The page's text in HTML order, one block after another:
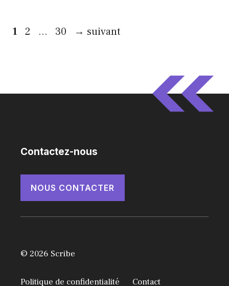
Page
1 Page
2 … Page
30 → suivant
Contactez-nous
NOUS CONTACTER
© 2026 Scribe
Politique de confidentialité Contact